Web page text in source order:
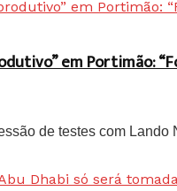
em Portimão:
de testes com